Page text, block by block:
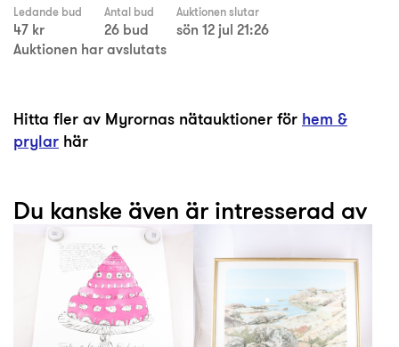
Ledande bud
47 kr
Antal bud
26 bud
Auktionen slutar
sön 12 jul 21:26
Auktionen har avslutats
Hitta fler av Myrornas nätauktioner för hem &
prylar här
Du kanske även är intresserad av